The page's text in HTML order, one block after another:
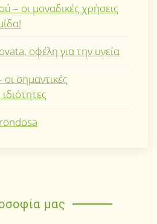
– οι μοναδικές χρήσεις
οφέλη για την υγεία
σημαντικές
μας